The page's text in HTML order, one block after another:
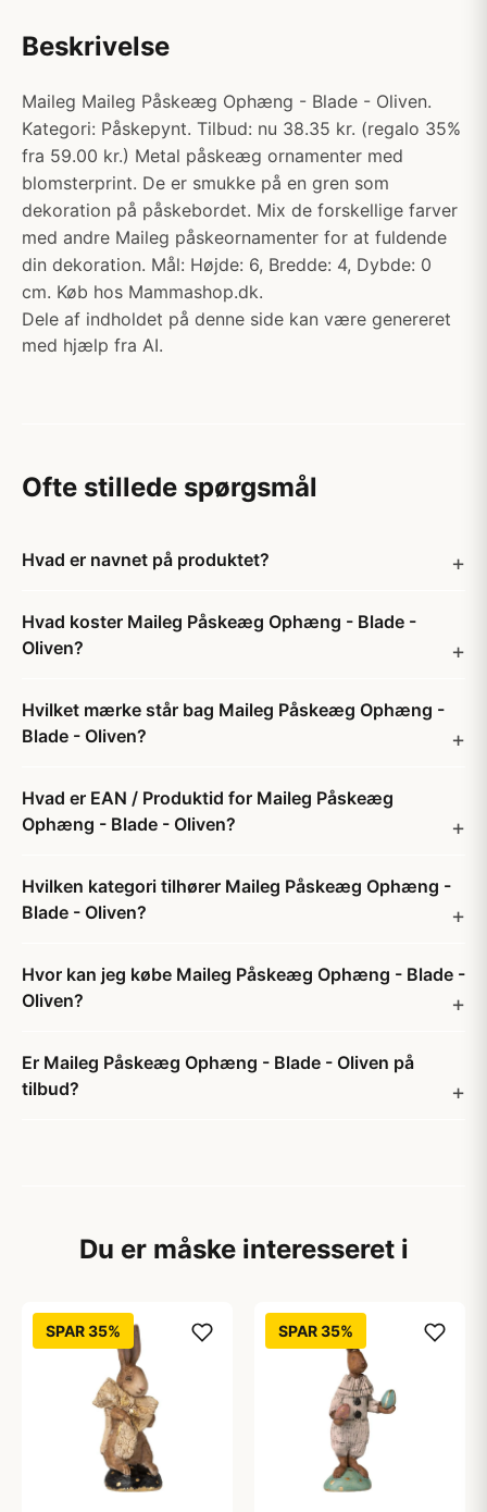
Beskrivelse
Maileg Maileg Påskeæg Ophæng - Blade - Oliven.
Kategori: Påskepynt. Tilbud: nu 38.35 kr. (regalo 35%
fra 59.00 kr.) Metal påskeæg ornamenter med
blomsterprint. De er smukke på en gren som
dekoration på påskebordet. Mix de forskellige farver
med andre Maileg påskeornamenter for at fuldende
din dekoration. Mål: Højde: 6, Bredde: 4, Dybde: 0
cm. Køb hos Mammashop.dk.
Dele af indholdet på denne side kan være genereret
med hjælp fra AI.
Ofte stillede spørgsmål
Hvad er navnet på produktet?
Hvad koster Maileg Påskeæg Ophæng - Blade -
Oliven?
Hvilket mærke står bag Maileg Påskeæg Ophæng -
Blade - Oliven?
Hvad er EAN / Produktid for Maileg Påskeæg
Ophæng - Blade - Oliven?
Hvilken kategori tilhører Maileg Påskeæg Ophæng -
Blade - Oliven?
Hvor kan jeg købe Maileg Påskeæg Ophæng - Blade -
Oliven?
Er Maileg Påskeæg Ophæng - Blade - Oliven på
tilbud?
Du er måske interesseret i
SPAR 35% SPAR 35%